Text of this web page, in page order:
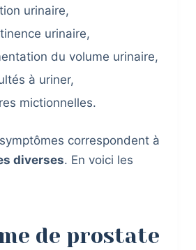
urinaire,
urinaire,
du volume urinaire,
à uriner,
mictionnelles.
correspondent à
diverses. En voici les
de prostate